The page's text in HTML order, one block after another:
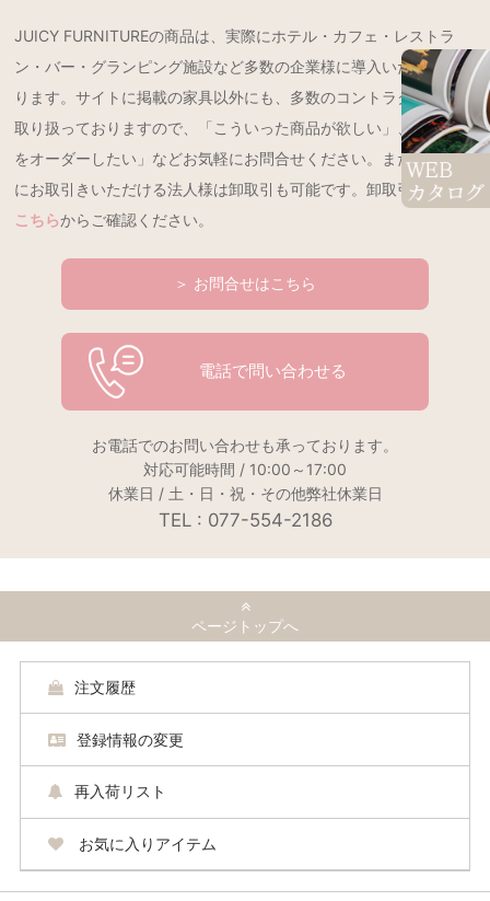
JUICY FURNITUREの商品は、実際にホテル・カフェ・レストラ
ン・バー・グランピング施設など多数の企業様に導入いただいてお
ります。サイトに掲載の家具以外にも、多数のコントラクト製品を
取り扱っておりますので、「こういった商品が欲しい」、「特注品
をオーダーしたい」などお気軽にお問合せください。また、継続的
にお取引きいただける法人様は卸取引も可能です。卸取引の詳細は
こちらからご確認ください。
＞ お問合せはこちら
電話で問い合わせる
お電話でのお問い合わせも承っております。
対応可能時間 / 10:00～17:00
休業日 / 土・日・祝・その他弊社休業日
TEL : 077-554-2186
ページトップへ
注文履歴
登録情報の変更
再入荷リスト
お気に入りアイテム